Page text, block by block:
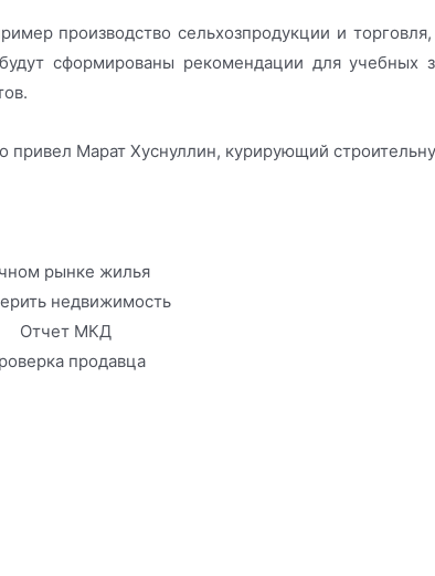
производство сельхозпродукции и
сформированы рекомендации для
привел Марат Хуснуллин, курирующий
рынке жилья
недвижимость
Отчет МКД
продавца